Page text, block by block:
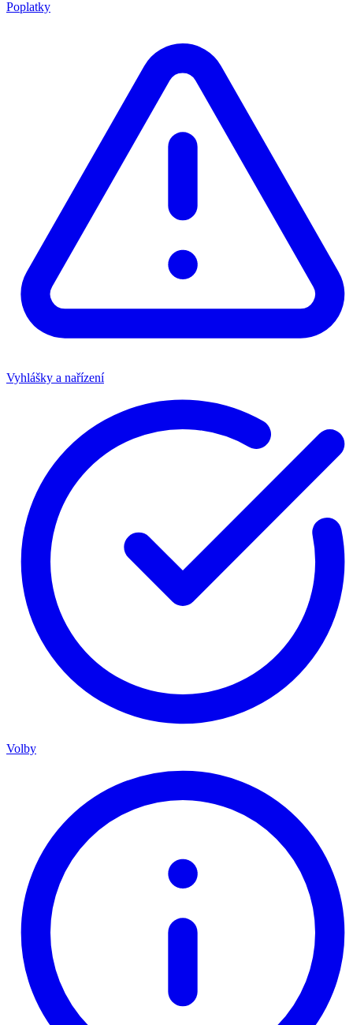
Poplatky
Vyhlášky a nařízení
Volby